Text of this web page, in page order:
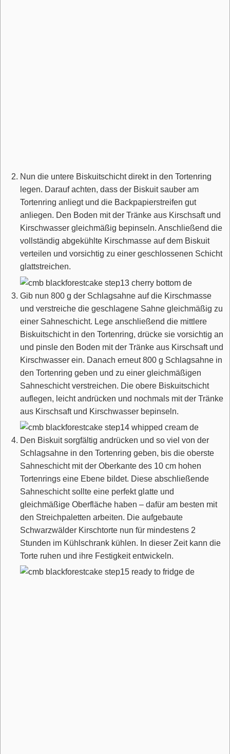
Nun die untere Biskuitschicht direkt in den Tortenring
legen. Darauf achten, dass der Biskuit sauber am
Tortenring anliegt und die Backpapierstreifen gut
anliegen. Den Boden mit der Tränke aus Kirschsaft und
Kirschwasser gleichmäßig bepinseln. Anschließend die
vollständig abgekühlte Kirschmasse auf dem Biskuit
verteilen und vorsichtig zu einer geschlossenen Schicht
glattstreichen.
Gib nun 800 g der Schlagsahne auf die Kirschmasse
und verstreiche die geschlagene Sahne gleichmäßig zu
einer Sahneschicht. Lege anschließend die mittlere
Biskuitschicht in den Tortenring, drücke sie vorsichtig an
und pinsle den Boden mit der Tränke aus Kirschsaft und
Kirschwasser ein. Danach erneut 800 g Schlagsahne in
den Tortenring geben und zu einer gleichmäßigen
Sahneschicht verstreichen. Die obere Biskuitschicht
auflegen, leicht andrücken und nochmals mit der Tränke
aus Kirschsaft und Kirschwasser bepinseln.
Den Biskuit sorgfältig andrücken und so viel von der
Schlagsahne in den Tortenring geben, bis die oberste
Sahneschicht mit der Oberkante des 10 cm hohen
Tortenrings eine Ebene bildet. Diese abschließende
Sahneschicht sollte eine perfekt glatte und
gleichmäßige Oberfläche haben – dafür am besten mit
den Streichpaletten arbeiten. Die aufgebaute
Schwarzwälder Kirschtorte nun für mindestens 2
Stunden im Kühlschrank kühlen. In dieser Zeit kann die
Torte ruhen und ihre Festigkeit entwickeln.